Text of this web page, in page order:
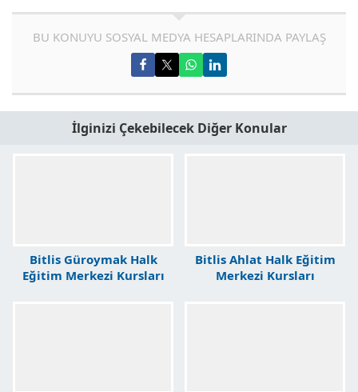
BU KONUYU SOSYAL MEDYA HESAPLARINDA PAYLAŞ
İlginizi Çekebilecek Diğer Konular
Bitlis Güroymak Halk
Eğitim Merkezi Kursları
Bitlis Ahlat Halk Eğitim
Merkezi Kursları